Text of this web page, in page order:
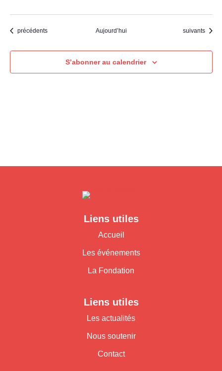
Évènements
précédents Aujourd’hui Évènements
suivants
S’abonner au calendrier
Liens utiles
Accueil
Les événements
La Fondation
Liens utiles
Les actualités
Nous soutenir
Contact